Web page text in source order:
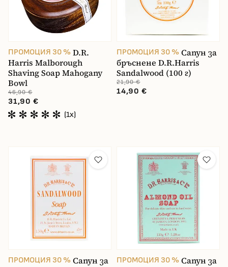
ПРОМОЦИЯ 30 % D.R.
Harris Malborough
Shaving Soap Mahogany
Bowl
46,90 €
31,90 €
(1x)
ПРОМОЦИЯ 30 % Сапун за
бръснене D.R.Harris
Sandalwood (100 г)
21,90 €
14,90 €
ПРОМОЦИЯ 30 % Сапун за
ПРОМОЦИЯ 30 % Сапун за